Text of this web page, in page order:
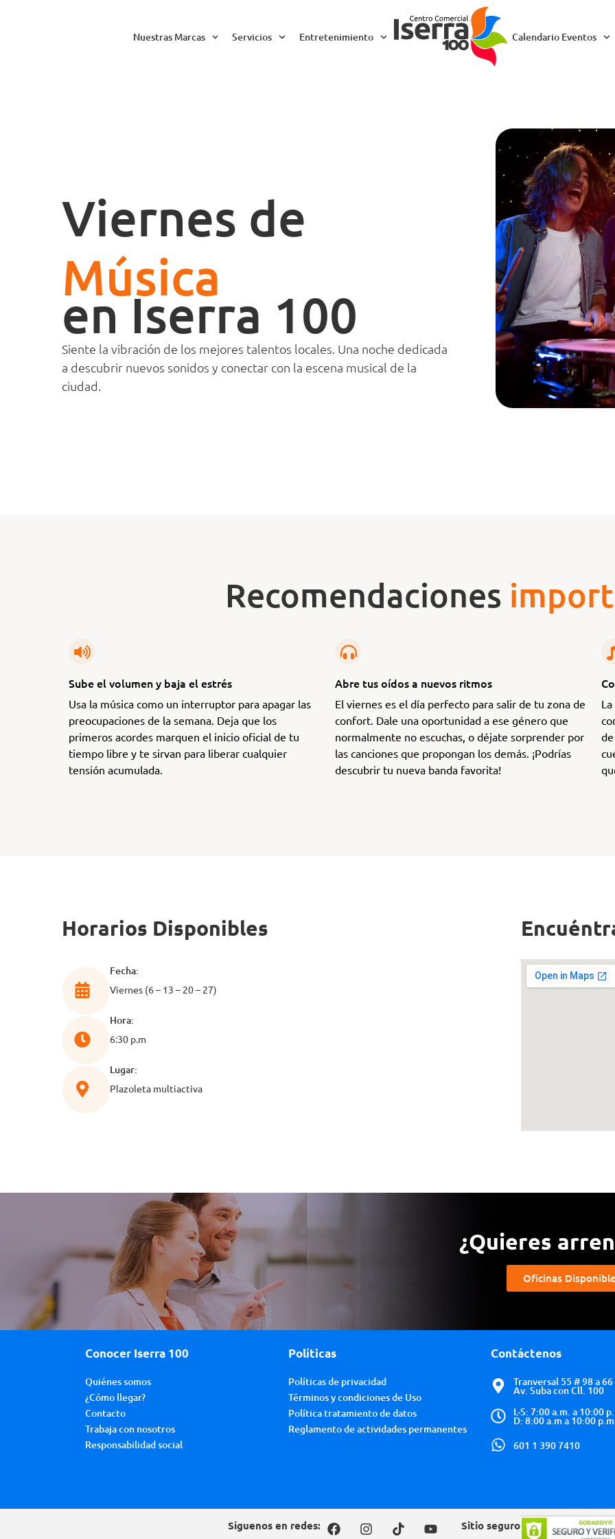
Nuestras Marcas Servicios Entretenimiento Calendario Eventos
Viernes de
Música
en Iserra 100
Siente la vibración de los mejores talentos locales. Una noche dedicada
a descubrir nuevos sonidos y conectar con la escena musical de la
ciudad.
Recomendaciones
Sube el volumen y baja el estrés
Usa la música como un interruptor para apagar las
preocupaciones de la semana. Deja que los
primeros acordes marquen el inicio oficial de tu
tiempo libre y te sirvan para liberar cualquier
tensión acumulada.
Abre tus oídos a nuevos ritmos
El viernes es el día perfecto para salir de tu zona de
confort. Dale una oportunidad a ese género que
normalmente no escuchas, o déjate sorprender por
las canciones que propongan los demás. ¡Podrías
descubrir tu nueva banda favorita!
Horarios Disponibles
Fecha:
Viernes (6 – 13 – 20 – 27)
Hora:
6:30 p.m
Lugar:
Plazoleta multiactiva
¿Quieres
Oficinas
Conocer Iserra 100
Quiénes somos
¿Cómo llegar?
Contacto
Trabaja con nosotros
Responsabilidad social
Políticas
Políticas de privacidad
Términos y condiciones de Uso
Política tratamiento de datos
Reglamento de actividades permanentes
Contáctenos
Tranversal 55 # 98 a 66
Av. Suba con Cll. 100
L-S: 7:00 a.m. a 10:00
D: 8:00 a.m a 10:00 p.m
601 1 390 7410
Síguenos en redes: Sitio seguro